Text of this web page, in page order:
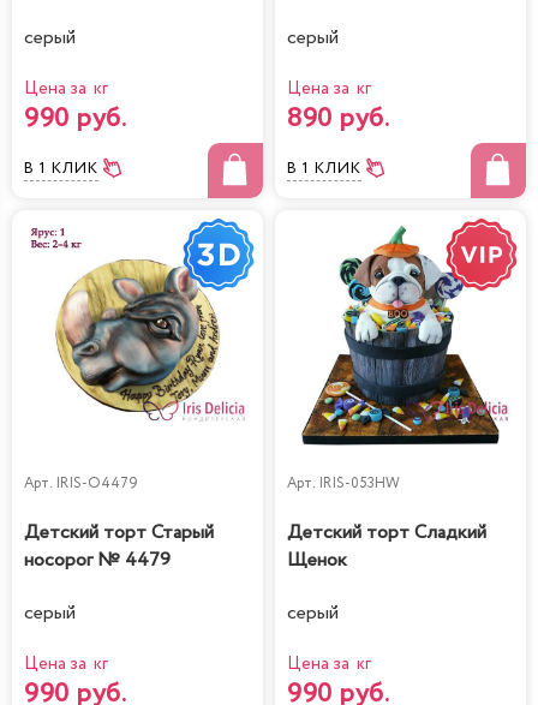
серый
Цена за кг
990 руб.
В 1 КЛИК
серый
Цена за кг
890 руб.
В 1 КЛИК
Арт. IRIS-O4479
Детский торт Старый
носорог № 4479
серый
Цена за кг
990 руб.
Арт. IRIS-053HW
Детский торт Сладкий
Щенок
серый
Цена за кг
990 руб.